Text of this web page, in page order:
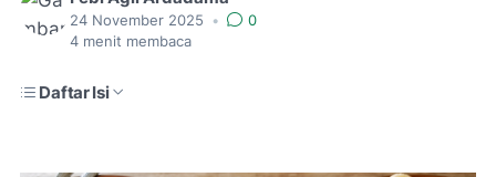
24 November 2025 •
0
4 menit membaca
Daftar Isi